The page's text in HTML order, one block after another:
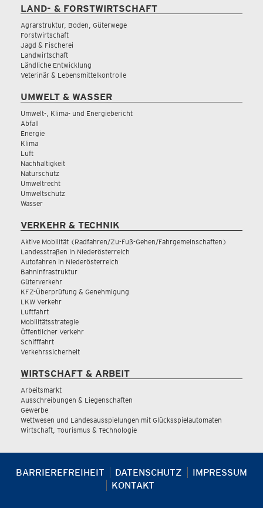
LAND- & FORSTWIRTSCHAFT
Agrarstruktur, Boden, Güterwege
Forstwirtschaft
Jagd & Fischerei
Landwirtschaft
Ländliche Entwicklung
Veterinär & Lebensmittelkontrolle
UMWELT & WASSER
Umwelt-, Klima- und Energiebericht
Abfall
Energie
Klima
Luft
Nachhaltigkeit
Naturschutz
Umweltrecht
Umweltschutz
Wasser
VERKEHR & TECHNIK
Aktive Mobilität (Radfahren/Zu-Fuß-Gehen/Fahrgemeinschaften)
Landesstraßen in Niederösterreich
Autofahren in Niederösterreich
Bahninfrastruktur
Güterverkehr
KFZ-Überprüfung & Genehmigung
LKW Verkehr
Luftfahrt
Mobilitätsstrategie
Öffentlicher Verkehr
Schifffahrt
Verkehrssicherheit
WIRTSCHAFT & ARBEIT
Arbeitsmarkt
Ausschreibungen & Liegenschaften
Gewerbe
Wettwesen und Landesausspielungen mit Glücksspielautomaten
Wirtschaft, Tourismus & Technologie
BARRIEREFREIHEIT DATENSCHUTZ
IMPRESSUM
KONTAKT